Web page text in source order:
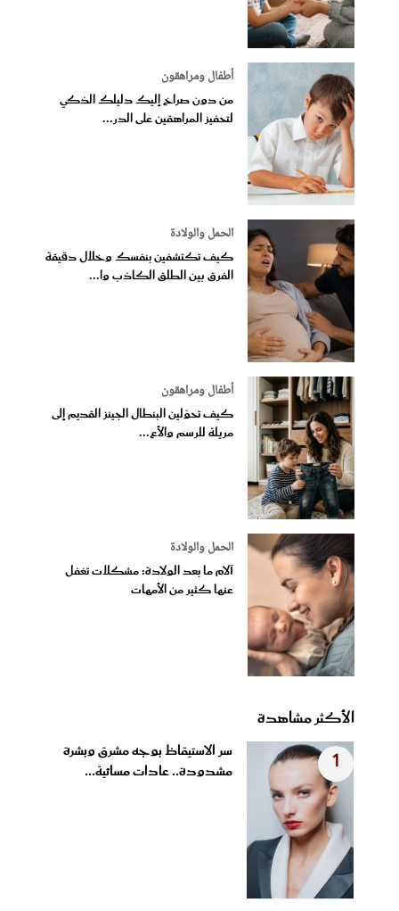
أطفال ومراهقون
من دون صراخ إليك دليلك الذكي
لتحفيز المراهقين على الدر...
الحمل والولادة
كيف تكتشفين بنفسك وخلال دقيقة
الفرق بين الطلق الكاذب وا...
أطفال ومراهقون
كيف تحوّلين البنطال الجينز القديم إلى
مريلة للرسم والأع...
الحمل والولادة
آلام ما بعد الولادة: مشكلات تغفل
عنها كثير من الأمهات
الأكثر مشاهدة
1
سر الاستيقاظ بوجه مشرق وبشرة
مشدودة.. عادات مسائية...